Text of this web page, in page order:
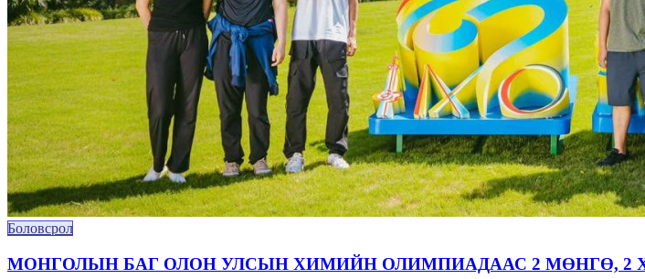
Боловсрол
МОНГОЛЫН БАГ ОЛОН УЛСЫН ХИМИЙН ОЛИМПИАДААС 2 МӨНГӨ, 2